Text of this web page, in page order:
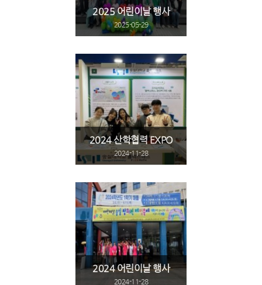
2025 어린이날 행사
2025-05-29
2024 산학협력 EXPO
2024-11-28
2024 어린이날 행사
2024-11-28